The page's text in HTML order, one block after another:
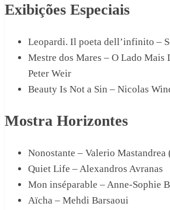
Exibições Especiais
Leopardi. Il poeta dell’infinito –
Mestre dos Mares – O Lado Mais
Peter Weir
Beauty Is Not a Sin – Nicolas
Mostra Horizontes
Nonostante – Valerio Mastandrea
Quiet Life – Alexandros Avranas
Mon inséparable – Anne-Sophie
Aïcha – Mehdi Barsaoui